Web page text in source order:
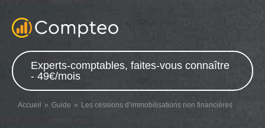
Experts-comptables, faites-vous connaître
- 49€/mois
Accueil Guide Les cessions d’immobilisations non financières